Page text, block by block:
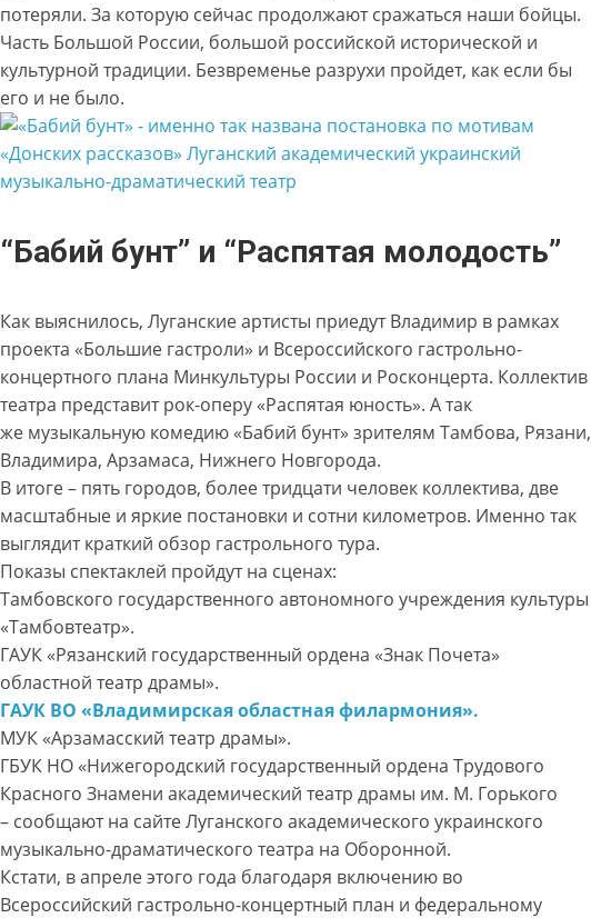
потеряли. За которую сейчас продолжают сражаться наши бойцы.
Часть Большой России, большой российской исторической и
культурной традиции. Безвременье разрухи пройдет, как если бы
его и не было.
“Бабий бунт” и “Распятая молодость”
Как выяснилось, Луганские артисты приедут Владимир в рамках
проекта «Большие гастроли» и Всероссийского гастрольно-
концертного плана Минкультуры России и Росконцерта. Коллектив
театра представит рок-оперу «Распятая юность». А так
же музыкальную комедию «Бабий бунт» зрителям Тамбова, Рязани,
Владимира, Арзамаса, Нижнего Новгорода.
В итоге – пять городов, более тридцати человек коллектива, две
масштабные и яркие постановки и сотни километров. Именно так
выглядит краткий обзор гастрольного тура.
Показы спектаклей пройдут на сценах:
Тамбовского государственного автономного учреждения культуры
«Тамбовтеатр».
ГАУК «Рязанский государственный ордена «Знак Почета»
областной театр драмы».
ГАУК ВО «Владимирская областная филармония».
МУК «Арзамасский театр драмы».
ГБУК НО «Нижегородский государственный ордена Трудового
Красного Знамени академический театр драмы им. М. Горького
– сообщают на сайте Луганского академического украинского
музыкально-драматического театра на Оборонной.
Кстати, в апреле этого года благодаря включению во
Всероссийский гастрольно-концертный план и федеральному